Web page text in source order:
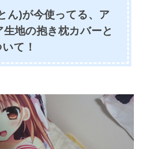
ん)が今使ってる、ア
地の抱き枕カバーと
て！